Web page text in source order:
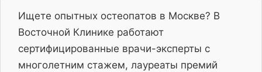
Ищете опытных остеопатов в Москве? В
Восточной Клинике работают
сертифицированные врачи-эксперты с
многолетним стажем, лауреаты премий